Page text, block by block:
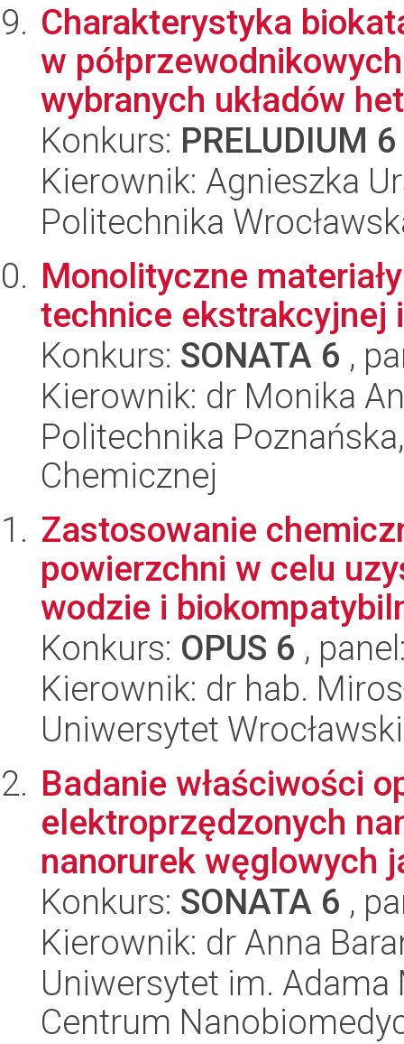
Charakterystyka
w
wybranych układów
Konkurs: PRELUDIUM 6
Kierownik: Agnieszka
Politechnika
Monolityczne
technice ekstrakcyjnej
Konkurs: SONATA 6 ,
Kierownik: dr Monika
Politechnika
Chemicznej
Zastosowanie
powierzchni w celu
wodzie i
Konkurs: OPUS 6 ,
Kierownik: dr hab.
Uniwersytet
Badanie właściwości
elektroprzędzonych
nanorurek węglowych
Konkurs: SONATA 6 ,
Kierownik: dr Anna
Uniwersytet im.
Centrum